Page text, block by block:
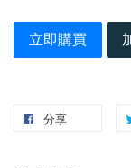
立即購買
分享